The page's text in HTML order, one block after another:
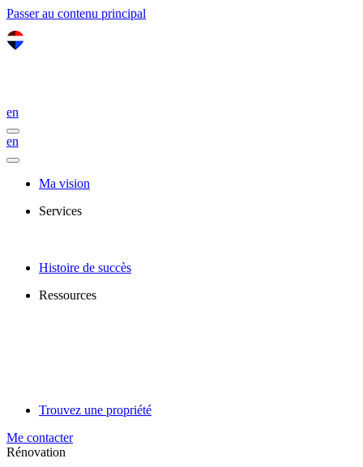
Passer au contenu principal
en
en
Ma vision
Services
Histoire de succès
Ressources
Trouvez une propriété
Me contacter
Rénovation